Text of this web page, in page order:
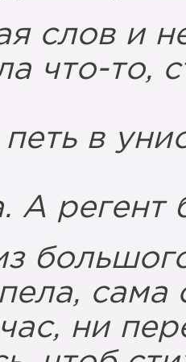
слов и
что-то,
петь в
А регент
ни